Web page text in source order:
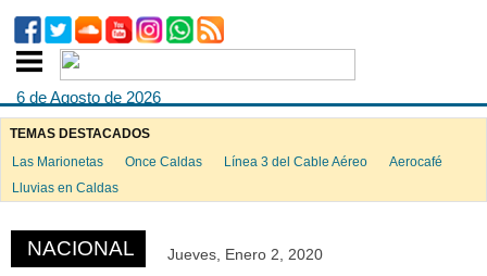
6 de Agosto de 2026
TEMAS DESTACADOS
Las Marionetas
Once Caldas Línea 3 del Cable Aéreo
Aerocafé
Lluvias en Caldas
NACIONAL Jueves, Enero 2, 2020